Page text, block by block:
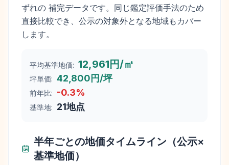
ずれの 補完データです。同じ鑑定評価手法のため
直接比較でき、公示の対象外となる地域もカバー
します。
平均基準地価: 12,961円/㎡
坪単価: 42,800円/坪
前年比: -0.3%
基準地: 21地点
半年ごとの地価タイムライン（公示×
基準地価）